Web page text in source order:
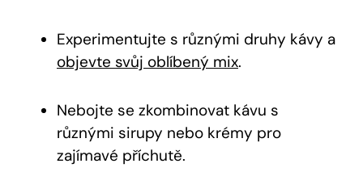
Experimentujte s různými druhy kávy a
objevte svůj oblíbený mix.
Nebojte se zkombinovat kávu s
různými sirupy nebo krémy pro
zajímavé příchutě.